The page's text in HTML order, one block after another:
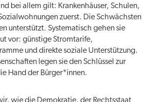
bei allem gilt: Krankenhäuser, Schulen,
zuerst. Die Schwächsten
unterstützt. Systematisch gehen sie
vor: günstige Stromtarife,
und direkte soziale Unterstützung.
legen sie den Schlüssel zur
Hand der Bürger*innen.